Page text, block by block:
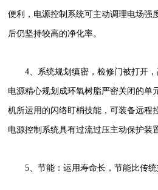
便利，电源控制系统可主动调理电场强
后仍坚持较高的净化率。
4、系统规划缜密，检修门被打开
电源精心规划成环氧树脂严密关闭的单
机所运用的闪络盯梢技能，可装备远程
电源控制系统具有过流过压主动保护装
5、节能：运用寿命长，节能比传统